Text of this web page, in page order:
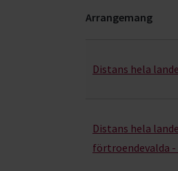
Arrangemang
Distans hela
Distans hela
förtroendevalda